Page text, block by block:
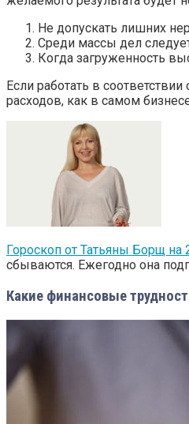
Не допускать лишних
Среди массы дел
Когда загруженность
Если работать в
расходов, как в самом
Гороскоп от Татьяны Борщ на
сбываются. Ежегодно она
Какие финансовые